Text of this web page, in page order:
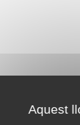
Aquest